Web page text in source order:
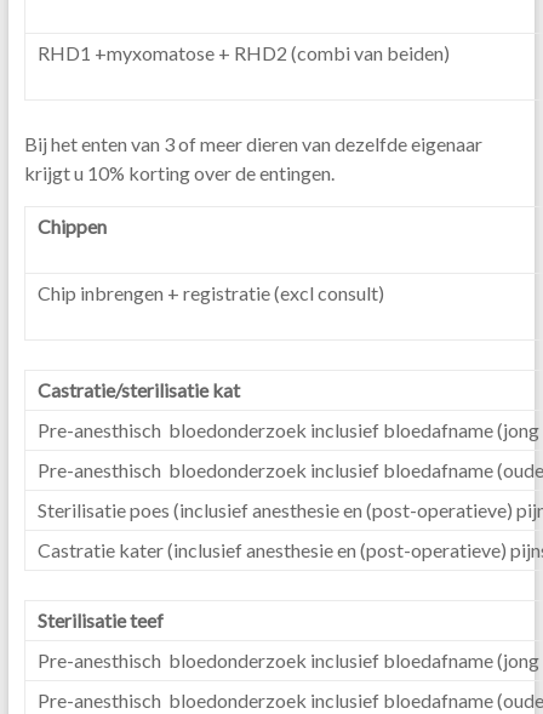
RHD1 +myxomatose + RHD2 (combi van beiden)
Bij het enten van 3 of meer dieren van dezelfde eigenaar
krijgt u 10% korting over de entingen.
Chippen
Chip inbrengen + registratie (excl consult)
Castratie/sterilisatie kat
Pre-anesthisch bloedonderzoek inclusief bloedafname
Pre-anesthisch bloedonderzoek inclusief bloedafname
Sterilisatie poes (inclusief anesthesie en (post-operatieve)
Castratie kater (inclusief anesthesie en (post-operatieve)
Sterilisatie teef
Pre-anesthisch bloedonderzoek inclusief bloedafname
Pre-anesthisch bloedonderzoek inclusief bloedafname